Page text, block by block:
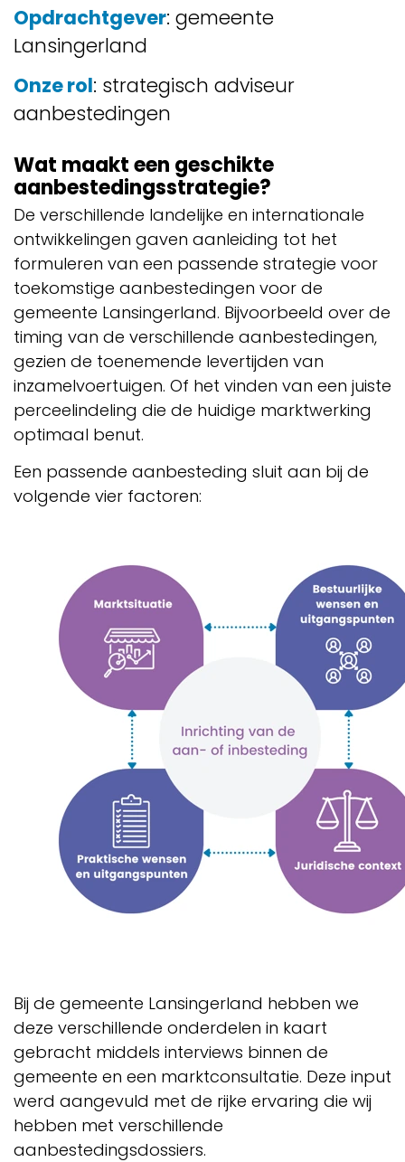
Opdrachtgever: gemeente
Lansingerland
Onze rol: strategisch adviseur
aanbestedingen
Wat maakt een geschikte
aanbestedingsstrategie?
De verschillende landelijke en internationale
ontwikkelingen gaven aanleiding tot het
formuleren van een passende strategie voor
toekomstige aanbestedingen voor de
gemeente Lansingerland. Bijvoorbeeld over de
timing van de verschillende aanbestedingen,
gezien de toenemende levertijden van
inzamelvoertuigen. Of het vinden van een juiste
perceelindeling die de huidige marktwerking
optimaal benut.
Een passende aanbesteding sluit aan bij de
volgende vier factoren:
Bij de gemeente Lansingerland hebben we
deze verschillende onderdelen in kaart
gebracht middels interviews binnen de
gemeente en een marktconsultatie. Deze input
werd aangevuld met de rijke ervaring die wij
hebben met verschillende
aanbestedingsdossiers.